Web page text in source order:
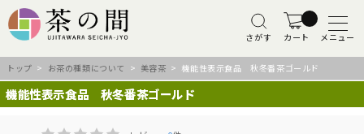
さがす カート メニュー
トップ > お茶の種類について > 美容茶 > 機能性表示食品 秋冬番茶ゴールド
機能性表示食品 秋冬番茶ゴールド